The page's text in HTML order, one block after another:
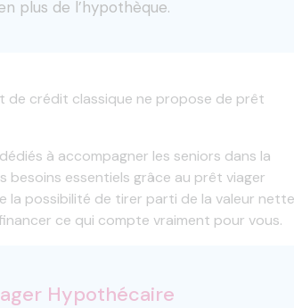
plus de l’hypothèque.
de crédit classique ne propose de prêt
à accompagner les seniors dans la
essentiels grâce au prêt viager
la possibilité de tirer parti de la valeur nette
ce qui compte vraiment pour vous.
Hypothécaire